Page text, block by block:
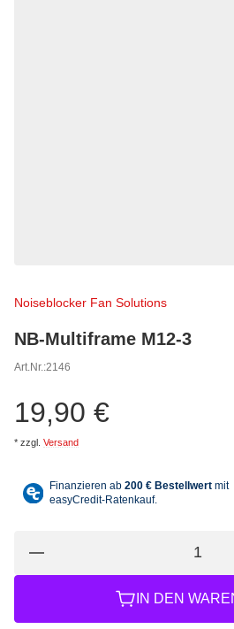
Noiseblocker Fan Solutions
NB-Multiframe M12-3
Art.Nr.:2146
19,90 €
* zzgl. Versand
IN DEN